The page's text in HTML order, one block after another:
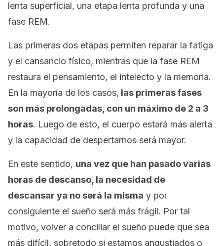
lenta superficial, una etapa lenta profunda y una
fase REM.
Las primeras dos etapas permiten reparar la fatiga
y el cansancio físico, mientras que la fase REM
restaura el pensamiento, el intelecto y la memoria.
En la mayoría de los casos, las primeras fases
son más prolongadas, con un máximo de 2 a 3
horas. Luego de esto, el cuerpo estará más alerta
y la capacidad de despertarnos será mayor.
En este sentido, una vez que han pasado varias
horas de descanso, la necesidad de
descansar ya no será la misma y por
consiguiente el sueño será más frágil. Por tal
motivo, volver a conciliar el sueño puede que sea
más difícil, sobretodo si estamos angustiados o